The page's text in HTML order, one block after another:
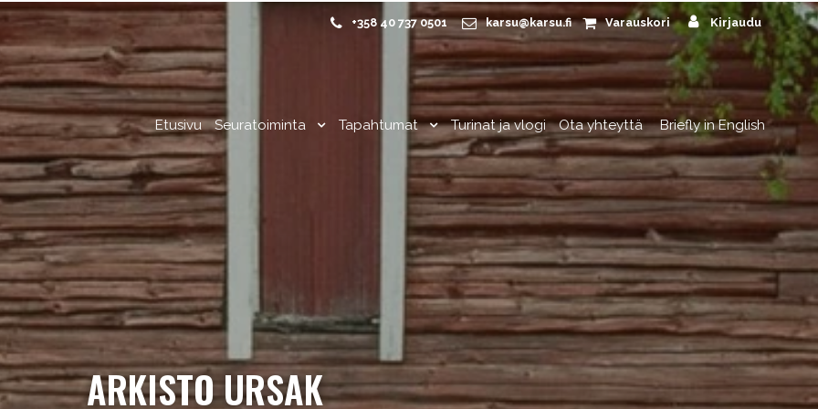
+358 40 737 0501 karsu@karsu.fi Varauskori Kirjaudu
Etusivu Seuratoiminta Tapahtumat Turinat ja vlogi Ota yhteyttä Briefly in English
ARKISTO URSAK